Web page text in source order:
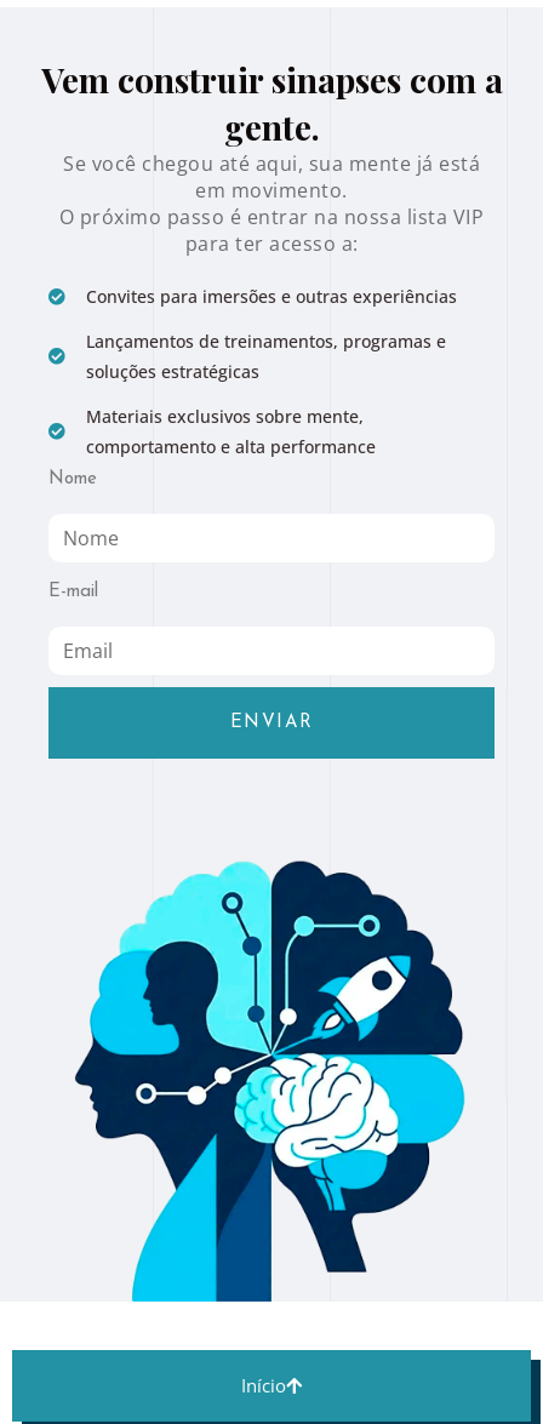
Vem construir sinapses com a
gente.
Se você chegou até aqui, sua mente já está
em movimento.
O próximo passo é entrar na nossa lista VIP
para ter acesso a:
Convites para imersões e outras experiências
Lançamentos de treinamentos, programas e
soluções estratégicas
Materiais exclusivos sobre mente,
comportamento e alta performance
Nome
E-mail
ENVIAR
Início